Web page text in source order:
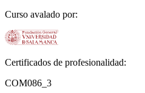
Curso avalado por:
Certificados de profesionalidad:
COM086_3